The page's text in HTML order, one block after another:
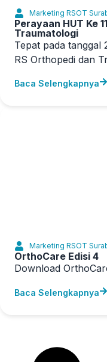
Marketing RSOT
Perayaan HUT Ke
Traumatologi
Tepat pada tanggal
RS Orthopedi dan
Baca Selengkapnya
Marketing RSOT
OrthoCare Edisi 4
Download
Baca Selengkapnya